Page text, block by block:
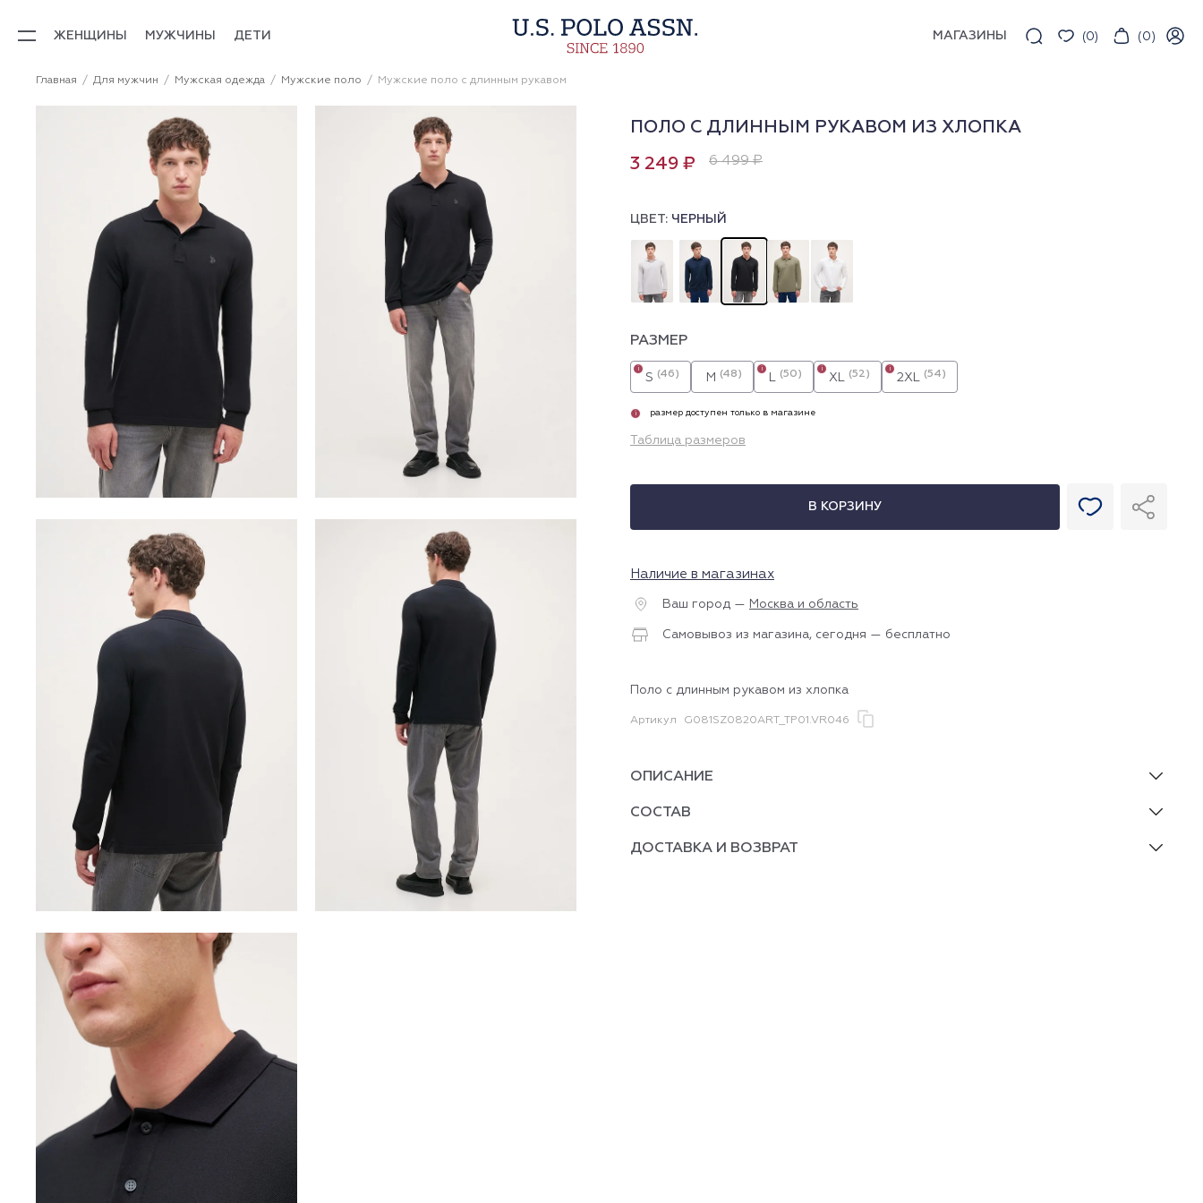
ЖЕНЩИНЫ МУЖЧИНЫ ДЕТИ МАГАЗИНЫ (0) (0)
Главная Для мужчин Мужская одежда Мужские поло Мужские поло с длинным рукавом
ПОЛО С ДЛИННЫМ РУКАВОМ ИЗ ХЛОПКА
3 249 ₽ 6 499 ₽
ЦВЕТ: ЧЕРНЫЙ
РАЗМЕР
S (46)
i
M (48) L (50)
i
XL (52)
i
2XL (54)
i
i размер доступен только в магазине
Таблица размеров
В КОРЗИНУ
Наличие в магазинах
Ваш город — Москва и область
Самовывоз из магазина, сегодня — бесплатно
Поло с длинным рукавом из хлопка
Артикул G081SZ0820ART_TP01.VR046
ОПИСАНИЕ
СОСТАВ
ДОСТАВКА И ВОЗВРАТ